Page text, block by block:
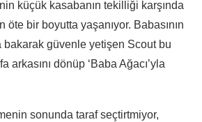
küçük kasabanın tekilliği karşında
öte bir boyutta yaşanıyor. Babasının
güvenle yetişen Scout bu
arkasını dönüp ‘Baba Ağacı’yla
sonunda taraf seçtirtmiyor,